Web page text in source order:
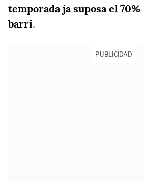
temporada ja suposa el
barri.
PUBLICIDAD